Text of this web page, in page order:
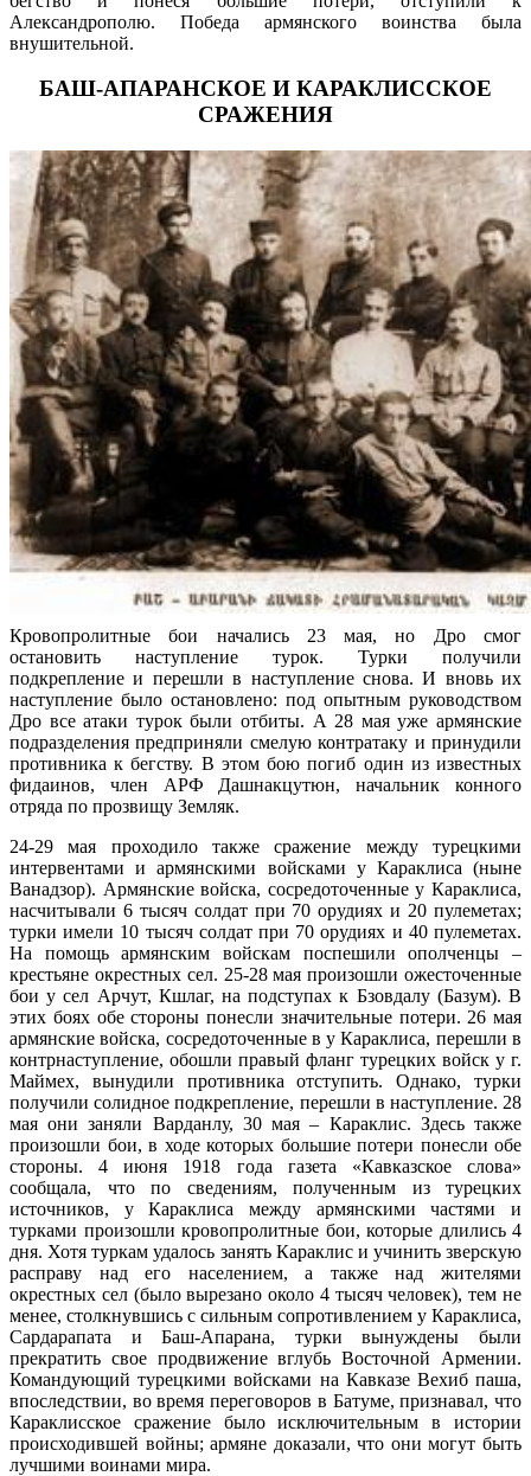
Александрополю. Победа армянского воинства была
внушительной.
БАШ-АПАРАНСКОЕ И КАРАКЛИССКОЕ
СРАЖЕНИЯ
Кровопролитные бои начались 23 мая, но Дро смог
остановить наступление турок. Турки получили
подкрепление и перешли в наступление снова. И вновь их
наступление было остановлено: под опытным руководством
Дро все атаки турок были отбиты. А 28 мая уже армянские
подразделения предприняли смелую контратаку и принудили
противника к бегству. В этом бою погиб один из известных
фидаинов, член АРФ Дашнакцутюн, начальник конного
отряда по прозвищу Земляк.
24-29 мая проходило также сражение между турецкими
интервентами и армянскими войсками у Караклиса (ныне
Ванадзор). Армянские войска, сосредоточенные у Караклиса,
насчитывали 6 тысяч солдат при 70 орудиях и 20 пулеметах;
турки имели 10 тысяч солдат при 70 орудиях и 40 пулеметах.
На помощь армянским войскам поспешили ополченцы –
крестьяне окрестных сел. 25-28 мая произошли ожесточенные
бои у сел Арчут, Кшлаг, на подступах к Бзовдалу (Базум). В
этих боях обе стороны понесли значительные потери. 26 мая
армянские войска, сосредоточенные в у Караклиса, перешли в
контрнаступление, обошли правый фланг турецких войск у г.
Маймех, вынудили противника отступить. Однако, турки
получили солидное подкрепление, перешли в наступление. 28
мая они заняли Варданлу, 30 мая – Караклис. Здесь также
произошли бои, в ходе которых большие потери понесли обе
стороны. 4 июня 1918 года газета «Кавказское слова»
сообщала, что по сведениям, полученным из турецких
источников, у Караклиса между армянскими частями и
турками произошли кровопролитные бои, которые длились 4
дня. Хотя туркам удалось занять Караклис и учинить зверскую
расправу над его населением, а также над жителями
окрестных сел (было вырезано около 4 тысяч человек), тем не
менее, столкнувшись с сильным сопротивлением у Караклиса,
Сардарапата и Баш-Апарана, турки вынуждены были
прекратить свое продвижение вглубь Восточной Армении.
Командующий турецкими войсками на Кавказе Вехиб паша,
впоследствии, во время переговоров в Батуме, признавал, что
Караклисское сражение было исключительным в истории
происходившей войны; армяне доказали, что они могут быть
лучшими воинами мира.